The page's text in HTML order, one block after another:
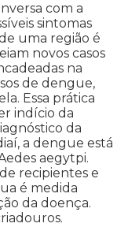
com a
sintomas
uma região é
novos casos
na
de dengue,
Essa prática
indício da
da
a dengue está
aegytpi.
recipientes e
é medida
da doença.